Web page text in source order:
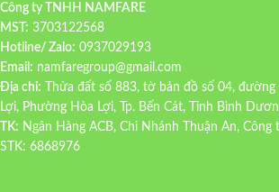
Công ty TNHH NAMFARE
MST: 3703122568
Hotline/ Zalo: 0937029193
Email: namfaregroup@gmail.com
Địa chỉ: Thửa đất số 883, tờ bản đồ số 04,
Lợi, Phường Hòa Lợi, Tp. Bến Cát, Tỉnh Bình
TK: Ngân Hàng ACB, Chi Nhánh Thuận An,
STK: 6868976